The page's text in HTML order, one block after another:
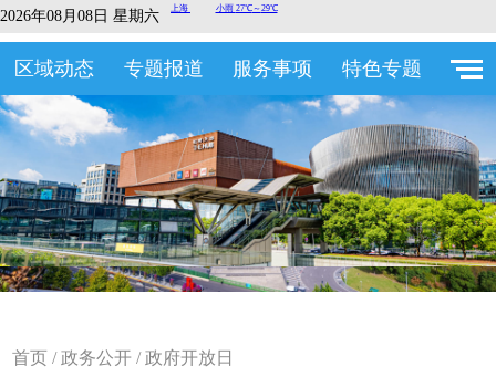
2026年08月08日 星期六
区域动态 专题报道 服务事项 特色专题
首页 /政务公开 /政府开放日